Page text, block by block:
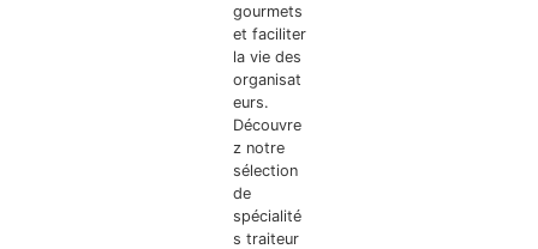
gourmets
et faciliter
la vie des
organisat
eurs.
Découvre
z notre
sélection
de
spécialité
s traiteur